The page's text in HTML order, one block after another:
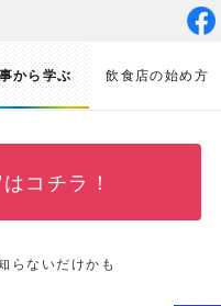
から学ぶ 飲食店の始め方
コチラ！
らないだけかも